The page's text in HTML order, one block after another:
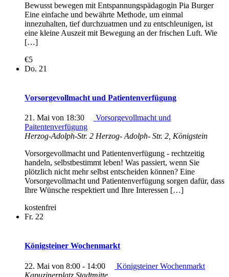
Bewusst bewegen mit Entspannungspädagogin Pia Burger
Eine einfache und bewährte Methode, um einmal
innezuhalten, tief durchzuatmen und zu entschleunigen, ist
eine kleine Auszeit mit Bewegung an der frischen Luft. Wie
[…]
€5
Do. 21
Vorsorgevollmacht und Patientenverfügung
21. Mai von 18:30
Vorsorgevollmacht und
Paitentenverfügung
Herzog-Adolph-Str. 2 Herzog- Adolph- Str. 2, Königstein
Vorsorgevollmacht und Patientenverfügung - rechtzeitig
handeln, selbstbestimmt leben! Was passiert, wenn Sie
plötzlich nicht mehr selbst entscheiden können? Eine
Vorsorgevollmacht und Patientenverfügung sorgen dafür, dass
Ihre Wünsche respektiert und Ihre Interessen […]
kostenfrei
Fr. 22
Königsteiner Wochenmarkt
22. Mai von 8:00 - 14:00
Königsteiner Wochenmarkt
Kapuzinerplatz Stadtmitte